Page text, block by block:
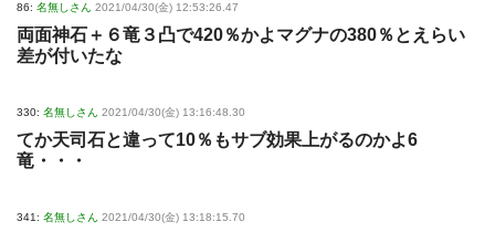
86: 名無しさん 2021/04/30(金) 12:53:26.47
両面神石＋６竜３凸で420％かよマグナの380％とえらい
差が付いたな
330: 名無しさん 2021/04/30(金) 13:16:48.30
てか天司石と違って10％もサブ効果上がるのかよ6
竜・・・
341: 名無しさん 2021/04/30(金) 13:18:15.70